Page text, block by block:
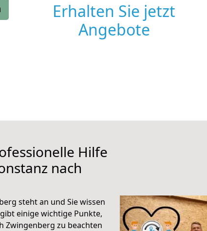
Erhalten Sie jetzt
Angebote
Hilfe
nach
steht an und Sie wissen
einige wichtige Punkte,
Zwingenberg zu beachten